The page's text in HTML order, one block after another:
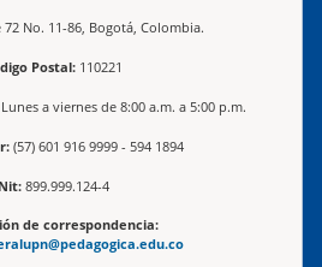
72 No. 11-86, Bogotá, Colombia.
Postal: 110221
Lunes a viernes de 8:00 a.m. a 5:00 p.m.
(57) 601 916 9999 - 594 1894
Nit:899.999.124-4
de correspondencia: